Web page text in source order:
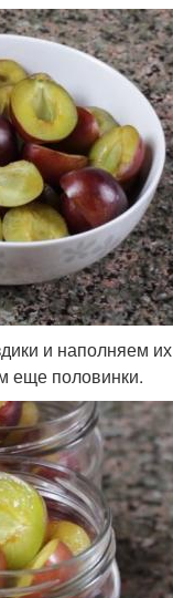
и наполняем
еще половинки.